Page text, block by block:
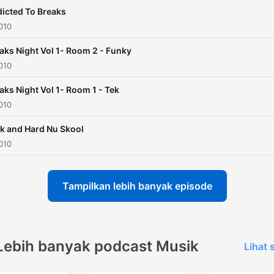
To Breaks
Night Vol 1- Room 2 - Funky
Night Vol 1- Room 1 - Tek
and Hard Nu Skool
Tampilkan lebih banyak episode
banyak podcast Musik Lihat